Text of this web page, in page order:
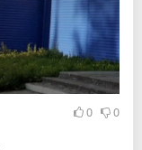
0 0